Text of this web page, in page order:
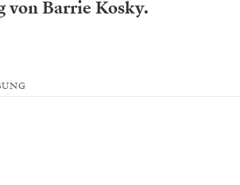
von Barrie Kosky.